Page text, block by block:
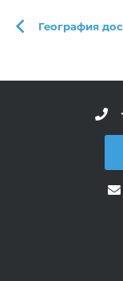
География